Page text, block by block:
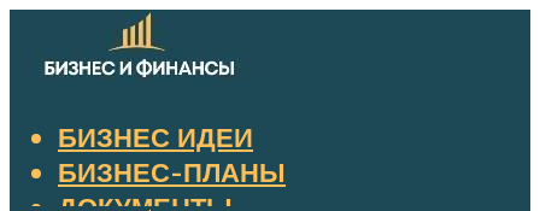
БИЗНЕС ИДЕИ
БИЗНЕС-ПЛАНЫ